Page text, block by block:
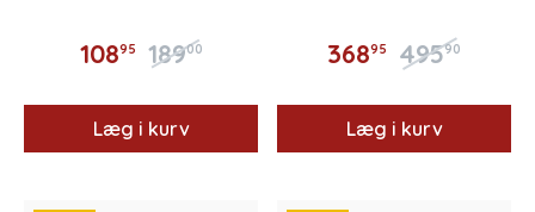
10895 18900
Læg i kurv
36895 49590
Læg i kurv